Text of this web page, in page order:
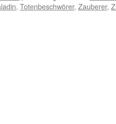
, Totenbeschwörer, Zauberer,